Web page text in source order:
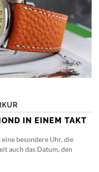
IN EINEM TAKT
besondere Uhr, die
auch das Datum, den